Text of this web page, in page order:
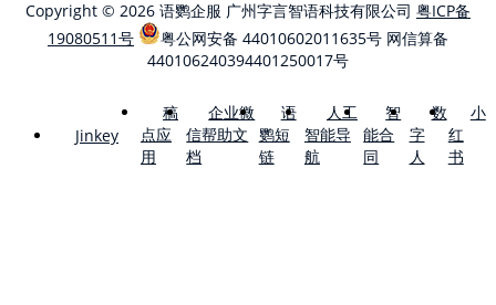
Copyright © 2026 语鹦企服 广州字言智语科技有限公司 粤ICP备
19080511号
粤公网安备 44010602011635号 网信算备
440106240394401250017号
Jinkey
稿
点应
用
企业微
信帮助文
档
语
鹦短
链
人工
智能导
航
智
能合
同
数
字
人
小
红
书